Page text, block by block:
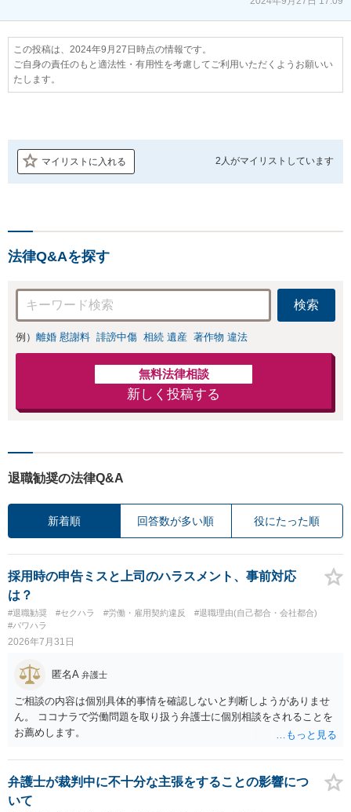
この投稿は、2024年9月27日時点の情報です。
ご自身の責任のもと適法性・有用性を考慮してご利用いただくようお願いい
たします。
マイリストに入れる 2人がマイリストしています
法律Q&Aを探す
検索
例） 離婚 慰謝料 誹謗中傷 相続 遺産 著作物 違法
無料法律相談
新しく投稿する
退職勧奨の法律Q&A
新着順 回答数が多い順 役にたった順
採用時の申告ミスと上司のハラスメント、事前対応
は？
#退職勧奨 #セクハラ #労働・雇用契約違反
#退職理由(自己都合・会社都合)
#パワハラ
2026年7月31日
匿名A 弁護士
ご相談の内容は個別具体的事情を確認しないと判断しようがありませ
ん。 ココナラで労働問題を取り扱う弁護士に個別相談をされることを
お薦めします。
弁護士が裁判中に不十分な主張をすることの影響につ
いて